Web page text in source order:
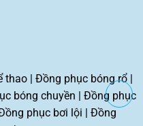
thao| Đồng phục bóng rổ|
bóng chuyền | Đồng phục
phục bơi lội | Đồng